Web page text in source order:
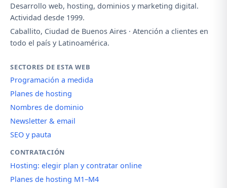
Desarrollo web, hosting, dominios y marketing digital.
Actividad desde 1999.
Caballito, Ciudad de Buenos Aires · Atención a clientes en
todo el país y Latinoamérica.
SECTORES DE ESTA WEB
Programación a medida
Planes de hosting
Nombres de dominio
Newsletter & email
SEO y pauta
CONTRATACIÓN
Hosting: elegir plan y contratar online
Planes de hosting M1–M4